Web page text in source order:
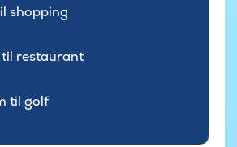
shopping
restaurant
til golf